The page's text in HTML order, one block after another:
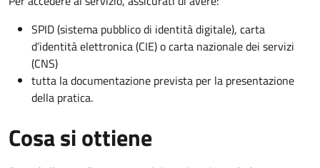
SPID (sistema pubblico di identità digitale), carta
d’identità elettronica (CIE) o carta nazionale dei servizi
(CNS)
tutta la documentazione prevista per la presentazione
della pratica.
Cosa si ottiene